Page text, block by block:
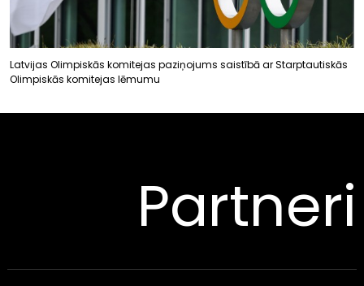
Latvijas Olimpiskās komitejas paziņojums saistībā ar Starptautiskās
Olimpiskās komitejas lēmumu
Partneri